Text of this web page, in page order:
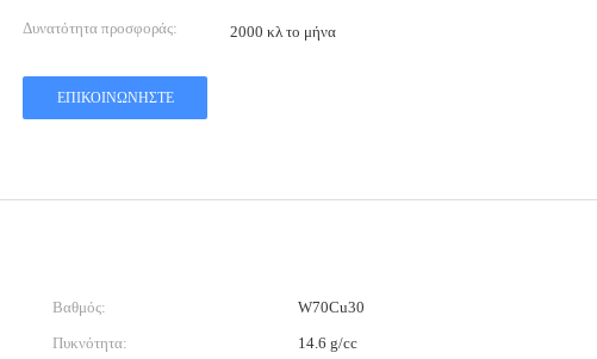
Δυνατότητα προσφοράς: 2000 κλ το μήνα
ΕΠΙΚΟΙΝΩΝΉΣΤΕ
Βαθμός:
W70Cu30
Πυκνότητα:
14.6 g/cc